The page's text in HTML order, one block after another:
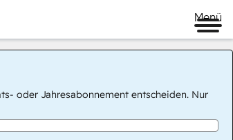
Menü
oder Jahresabonnement entscheiden. Nur